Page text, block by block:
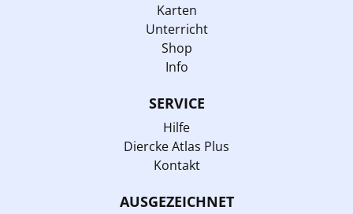
Karten
Unterricht
Shop
Info
SERVICE
Hilfe
Diercke Atlas Plus
Kontakt
AUSGEZEICHNET